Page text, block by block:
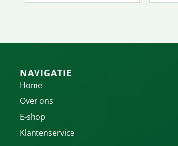
NAVIGATIE
Home
Over ons
E-shop
Klantenservice